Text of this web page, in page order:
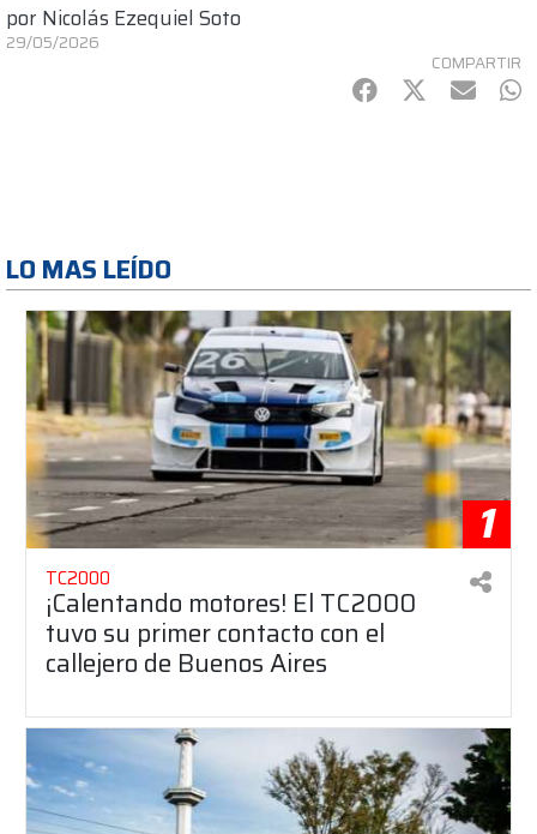
por Nicolás Ezequiel Soto
29/05/2026
COMPARTIR
Facebook
Twitter
mail
LO MAS LEÍDO
1
TC2000
¡Calentando motores! El TC2000
tuvo su primer contacto con el
callejero de Buenos Aires